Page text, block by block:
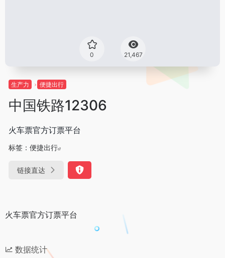
0 21,467
生产力 便捷出行
中国铁路12306
火车票官方订票平台
标签： 便捷出行
链接直达
火车票官方订票平台
数据统计